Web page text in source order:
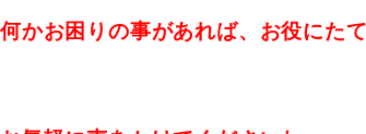
何かお困りの事があれば、お役にた